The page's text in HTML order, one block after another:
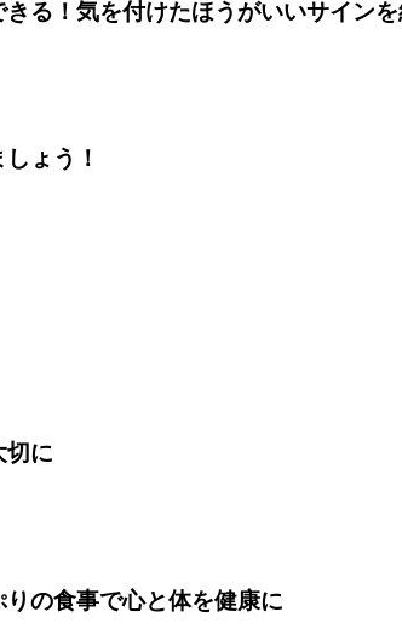
る！気を付けたほうがいいサインを
ょう！
切に
の食事で心と体を健康に